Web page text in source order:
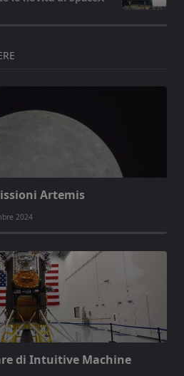
Artemis
2024
di Intuitive Machine